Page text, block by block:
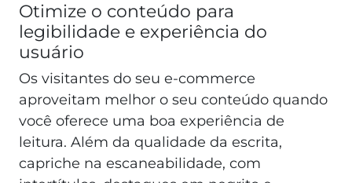
Otimize o conteúdo para
legibilidade e experiência do
usuário
Os visitantes do seu e-commerce
aproveitam melhor o seu conteúdo quando
você oferece uma boa experiência de
leitura. Além da qualidade da escrita,
capriche na escaneabilidade, com